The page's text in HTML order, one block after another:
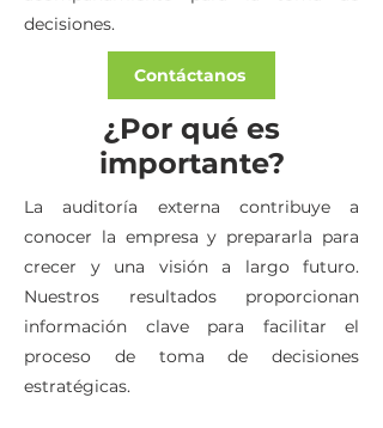
decisiones.
Contáctanos
¿Por qué es
importante?
La auditoría externa contribuye a
conocer la empresa y prepararla para
crecer y una visión a largo futuro.
Nuestros resultados proporcionan
información clave para facilitar el
proceso de toma de decisiones
estratégicas.